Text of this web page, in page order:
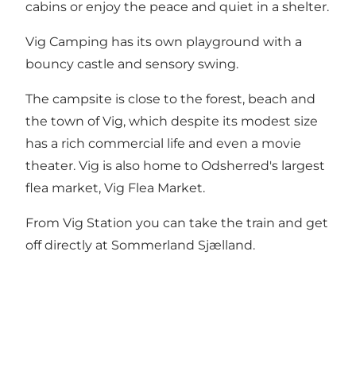
cabins or enjoy the peace and quiet in a shelter.
Vig Camping has its own playground with a
bouncy castle and sensory swing.
The campsite is close to the forest, beach and
the town of Vig, which despite its modest size
has a rich commercial life and even a movie
theater. Vig is also home to Odsherred's largest
flea market, Vig Flea Market.
From Vig Station you can take the train and get
off directly at Sommerland Sjælland.